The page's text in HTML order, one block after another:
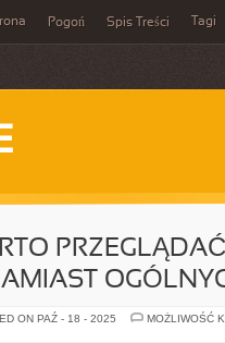
Pogoń Spis Treści Tagi
ON PAŹ - 18 - 2025
MOŻLIWOŚĆ